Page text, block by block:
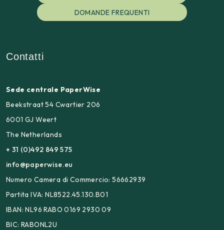
DOMANDE FREQUENTI
Contatti
Sede centrale PaperWise
Beekstraat 54 Cwartier 206
6001 GJ Weert
The Netherlands
+ 31 (0)492 849 575
info@paperwise.eu
Numero Camera di Commercio: 56662939
Partita IVA: NL8522.45.130.B01
IBAN: NL96 RABO 0169 2930 09
BIC: RABONL2U